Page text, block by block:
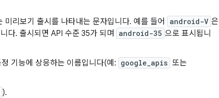
미리보기 출시를 나타내는 문자입니다. 예를 들어 android-V 은
다. 출시되면 API 수준 35가 되며
android-35 으로 표시됩니
기능에 상응하는 이름입니다(예: google_apis 또는
).